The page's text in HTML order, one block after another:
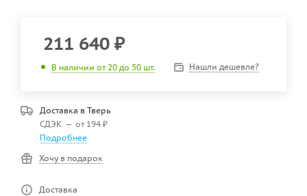
211 640 ₽
В наличии от 20 до 50 шт. Нашли дешевле?
Доставка в Тверь
СДЭК — от 194 ₽
Подробнее
Хочу в подарок
Доставка